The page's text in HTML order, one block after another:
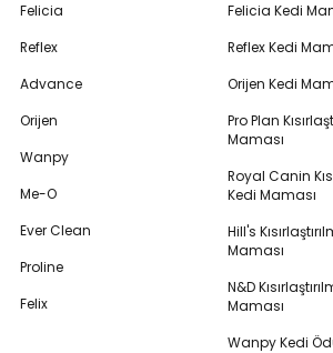
Felicia
Reflex
Advance
Orijen
Wanpy
Me-O
Ever Clean
Proline
Felix
Felicia Kedi
Reflex Kedi
Orijen Kedi
Pro Plan
Maması
Royal Canin
Kedi Maması
Hill's
Maması
N&D
Maması
Wanpy Kedi